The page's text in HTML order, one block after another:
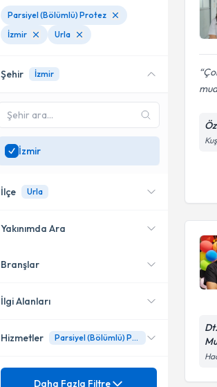
Parsiyel (Bölümlü) Protez
İzmir
Urla
Şehir İzmir
İzmir
İlçe Urla
Konak
Bayraklı
Yakınımda Ara
Konumuma yakın uzmanları
Branşlar
Diş Hekimi
İlgi Alanları
20 Lik Diş Çekimi
Hizmetler Parsiyel (Bölümlü) Protez
Mezuniyet
Daha Fazla Filtre